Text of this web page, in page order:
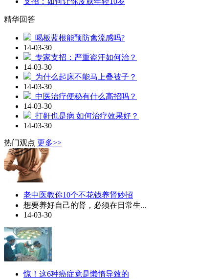
精华回答
喝板蓝根能预防禽流感吗?
14-03-30
专家支招：严重盗汗如何治？
14-03-30
为什么起床不能马上叠被子？
14-03-30
中医治疗便秘有什么高招吗？
14-03-30
打鼾也是病 如何治疗效果好？
14-03-30
热门观点 更多>>
老中医教你10个不花钱养肾妙招
想要养好自己的肾，必须在日常生...
14-03-30
惊！这6种癌症竟是懒惰导致的